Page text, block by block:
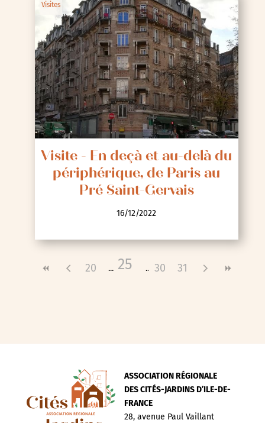
Visites
Visite - En deçà et au-delà du
périphérique, de Paris au
Pré Saint-Gervais
16/12/2022
20 25 30 31
ASSOCIATION RÉGIONALE
DES CITÉS-JARDINS D’ILE-DE-
FRANCE
28, avenue Paul Vaillant